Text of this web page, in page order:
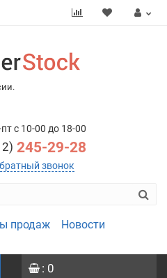
с 10-00 до 18-00
245-29-28
звонок
продаж
Новости
: 0